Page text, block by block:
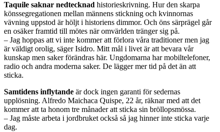
Taquile saknar nedtecknad historieskrivning. Hur den skarpa
könssegregationen mellan männens stickning och kvinnornas
vävning uppstod är höljt i historiens dimmor. Och öns särprägel går
en osäker framtid till mötes när omvärlden tränger sig på.
– Jag hoppas att vi inte kommer att förlora våra traditioner men jag
är väldigt orolig, säger Isidro. Mitt mål i livet är att bevara vår
kunskap men saker förändras här. Ungdomarna har mobiltelefoner,
radio och andra moderna saker. De lägger mer tid på det än att
sticka.
Samtidens inflytande är dock ingen garanti för sedernas
upplösning. Alfredo Maichaca Quispe, 22 år, räknar med att det
kommer att ta honom tre månader att sticka sin bröllopsmössa.
– Jag måste arbeta i jordbruket också så jag hinner inte sticka varje
dag.